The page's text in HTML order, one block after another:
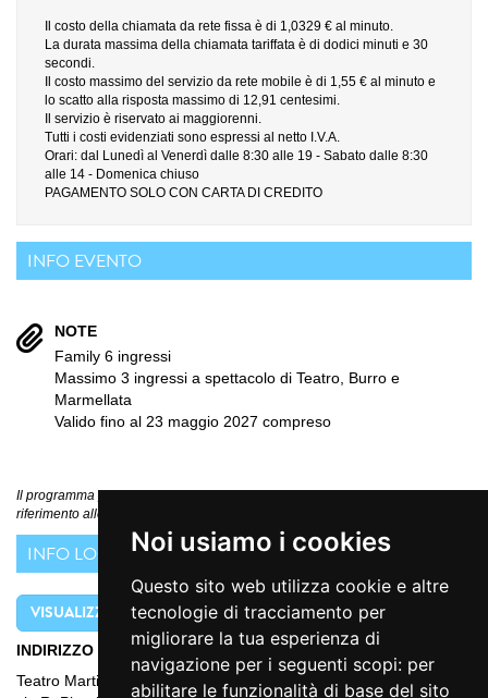
Noi usiamo i cookies
Questo sito web utilizza cookie e altre
tecnologie di tracciamento per
migliorare la tua esperienza di
navigazione per i seguenti scopi: per
abilitare le funzionalità di base del sito
Il costo della chiamata da rete fissa è di 1,0329 € al minuto.
La durata massima della chiamata tariffata è di dodici minuti e 30
secondi.
Il costo massimo del servizio da rete mobile è di 1,55 € al minuto e
lo scatto alla risposta massimo di 12,91 centesimi.
Il servizio è riservato ai maggiorenni.
Tutti i costi evidenziati sono espressi al netto I.V.A.
Orari: dal Lunedì al Venerdì dalle 8:30 alle 19 - Sabato dalle 8:30
alle 14 - Domenica chiuso
PAGAMENTO SOLO CON CARTA DI CREDITO
INFO EVENTO
NOTE
Family 6 ingressi
Massimo 3 ingressi a spettacolo di Teatro, Burro e
Marmellata
Valido fino al 23 maggio 2027 compreso
Il programma potrebbe subire variazioni, si consiglia di fare sempre
riferimento alle comunicazioni ufficiali diffuse dall'Organizzatore
INFO LOCATION
VISUALIZZA MAPPA
INDIRIZZO
Teatro Martinitt